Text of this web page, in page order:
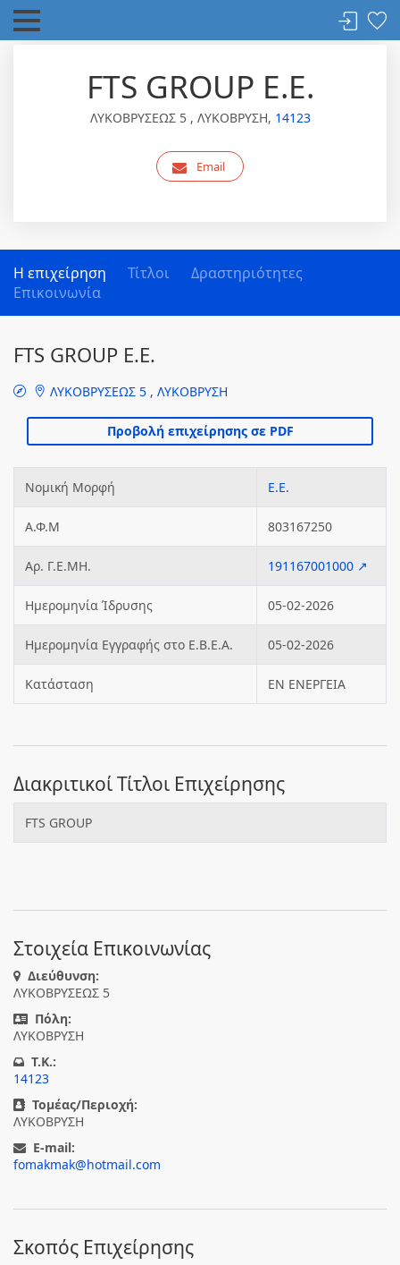
FTS GROUP Ε.Ε.
ΛΥΚΟΒΡΥΣΕΩΣ 5 , ΛΥΚΟΒΡΥΣΗ, 14123
Email
Η επιχείρηση Τίτλοι
Δραστηριότητες
Επικοινωνία
FTS GROUP Ε.Ε.
ΛΥΚΟΒΡΥΣΕΩΣ 5 , ΛΥΚΟΒΡΥΣΗ
Νομική Μορφή Ε.Ε.
Α.Φ.Μ 803167250
Αρ. Γ.Ε.ΜΗ. 191167001000 ↗
Ημερομηνία Ίδρυσης 05-02-2026
Ημερομηνία Εγγραφής στο Ε.Β.Ε.Α. 05-02-2026
Κατάσταση ΕΝ ΕΝΕΡΓΕΙΑ
Διακριτικοί Τίτλοι Επιχείρησης
FTS GROUP
Στοιχεία Επικοινωνίας
Διεύθυνση:
ΛΥΚΟΒΡΥΣΕΩΣ 5
Πόλη:
ΛΥΚΟΒΡΥΣΗ
T.K.:
14123
Τομέας/Περιοχή:
ΛΥΚΟΒΡΥΣΗ
E-mail:
fomakmak@hotmail.com
Σκοπός Επιχείρησης